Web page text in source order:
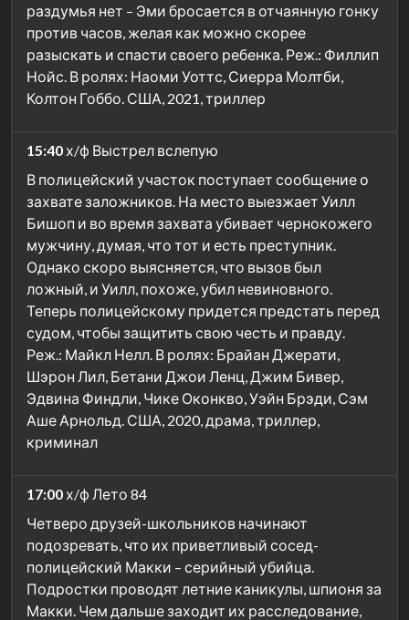
раздумья нет – Эми бросается в отчаянную гонку
против часов, желая как можно скорее
разыскать и спасти своего ребенка. Реж.: Филлип
Нойс. В ролях: Наоми Уоттс, Сиерра Молтби,
Колтон Гоббо. США, 2021, триллер
15:40 х/ф Выстрел вслепую
В полицейский участок поступает сообщение о
захвате заложников. На место выезжает Уилл
Бишоп и во время захвата убивает чернокожего
мужчину, думая, что тот и есть преступник.
Однако скоро выясняется, что вызов был
ложный, и Уилл, похоже, убил невиновного.
Теперь полицейскому придется предстать перед
судом, чтобы защитить свою честь и правду.
Реж.: Майкл Нелл. В ролях: Брайан Джерати,
Шэрон Лил, Бетани Джои Ленц, Джим Бивер,
Эдвина Финдли, Чике Оконкво, Уэйн Брэди, Сэм
Аше Арнольд. США, 2020, драма, триллер,
криминал
17:00 х/ф Лето 84
Четверо друзей-школьников начинают
подозревать, что их приветливый сосед-
полицейский Макки – серийный убийца.
Подростки проводят летние каникулы, шпионя за
Макки. Чем дальше заходит их расследование,